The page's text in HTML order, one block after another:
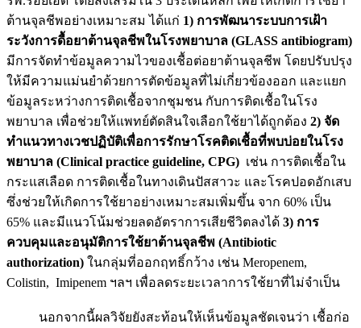
ต้านจุลชีพอย่างเหมาะสม ได้แก่ 1) การพัฒนาระบบการเฝ้า
ระวังการดื้อยาต้านจุลชีพในโรงพยาบาล (GLASS antibiogram)
มีการจัดทำข้อมูลความไวของเชื้อต่อยาต้านจุลชีพ โดยปรับปรุง
ให้มีความแม่นยำด้วยการตัดข้อมูลที่ไม่เกี่ยวข้องออก และแยก
ข้อมูลระหว่างการติดเชื้อจากชุมชน กับการติดเชื้อในโรง
พยาบาล เพื่อช่วยให้แพทย์ตัดสินใจเลือกใช้ยาได้ถูกต้อง 2) จัด
ทำแนวทางเวชปฏิบัติเพื่อการรักษาโรคติดเชื้อที่พบบ่อยในโรง
พยาบาล (Clinical practice guideline, CPG) เช่น การติดเชื้อใน
กระแสเลือด การติดเชื้อในทางเดินปัสสาวะ และโรคปอดอักเสบ
ซึ่งช่วยให้เกิดการใช้ยาอย่างเหมาะสมเพิ่มขึ้น จาก 60% เป็น
65% และมีแนวโน้มช่วยลดอัตราการเสียชีวิตลงได้ 3) การ
ควบคุมและอนุมัติการใช้ยาต้านจุลชีพ (Antibiotic
authorization) ในกลุ่มที่ออกฤทธิ์กว้าง เช่น Meropenem,
Colistin, Imipenem ฯลฯ เพื่อลดระยะเวลาการใช้ยาที่ไม่จำเป็น
นอกจากนี้ผลวิจัยยังสะท้อนให้เห็นข้อมูลชัดเจนว่า เชื้อก่อ